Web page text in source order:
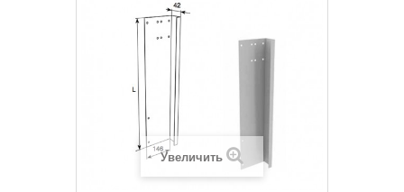
Увеличить